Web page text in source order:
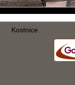
Kostnice